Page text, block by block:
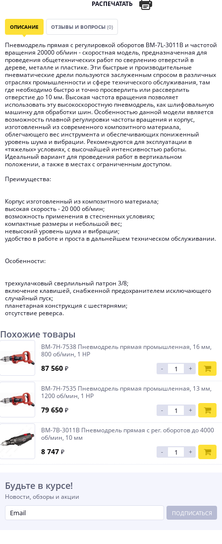
РАСПЕЧАТАТЬ
ОПИСАНИЕ ОТЗЫВЫ И ВОПРОСЫ (0)
Пневмодрель прямая с регулировкой оборотов BM-7L-3011B и частотой
вращения 20000 об/мин - скоростная модель, предназначенная для
проведения общетехнических работ по сверлению отверстий в
дереве, металле и пластике. Эти быстрые и производительные
пневматические дрели пользуются заслуженным спросом в различных
отраслях промышленности и сфере технического обслуживания, там
где необходимо быстро и точно просверлить или рассверлить
отверстие до 10 мм. Высокая частота вращения позволяет
использовать эту высокоскоростную пневмодрель, как шлифовальную
машинку для обработки шин. Особенностью данной модели является
возможность плавной регулировки частоты вращения и корпус,
изготовленный из современного композитного материала,
облегчающего вес инструмента и обеспечивающих пониженный
уровень шума и вибрации. Рекомендуются для эксплуатации в
«тяжелых» условиях, с высочайшей интенсивностью работы.
Идеальный вариант для проведения работ в вертикальном
положении, а также в местах с ограниченным доступом.
Преимущества:
Корпус изготовленный из композитного материала;
высокая скорость - 20 000 об/мин;
возможность применения в стесненных условиях;
компактные размеры и небольшой вес;
невысокий уровень шума и вибрации;
удобство в работе и проста в дальнейшем техническом обслуживании.
Особенности:
трехкулачковый сверлильный патрон 3/8;
включение клавишей, снабженной предохранителем исключающего
случайный пуск;
планетарная конструкция с шестярнями;
отсутствие реверса.
Похожие товары
BM-7H-7538 Пневмодрель прямая промышленная, 16 мм,
800 об/мин, 1 HP
87 560 ₽ - +
BM-7H-7535 Пневмодрель прямая промышленная, 13 мм,
1200 об/мин, 1 HP
79 650 ₽ - +
BM-7B-3011B Пневмодрель прямая с рег. оборотов до 4000
об/мин, 10 мм
8 747 ₽ - +
Будьте в курсе!
Новости, обзоры и акции
ПОДПИСАТЬСЯ